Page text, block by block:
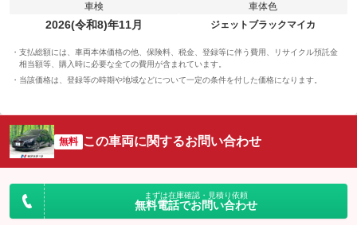
車検
2026(令和8)年11月
車体色
ジェットブラックマイカ
支払総額には、車両本体価格の他、保険料、税金、登録等に伴う費用、リサイクル預託金
相当額等、購入時に必要な全ての費用が含まれています。
当該価格は、登録等の時期や地域などについて一定の条件を付した価格になります。
無料 この車両に関するお問い合わせ
まずは在庫確認・見積り依頼
無料電話でお問い合わせ